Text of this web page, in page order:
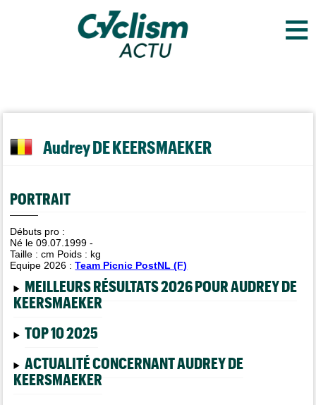
≡
Audrey DE KEERSMAEKER
PORTRAIT
Débuts pro :
Né le 09.07.1999 -
Taille :cm Poids : kg
Equipe 2026 :Team Picnic PostNL (F)
MEILLEURS RÉSULTATS 2026 POUR AUDREY DE
KEERSMAEKER
TOP 10 2025
ACTUALITÉ CONCERNANT AUDREY DE
KEERSMAEKER